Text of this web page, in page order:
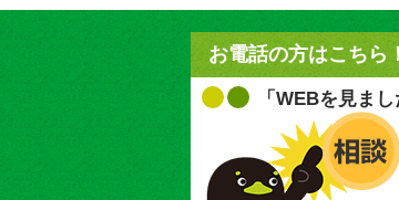
お電話の方はこちら！
「WEBを見ま